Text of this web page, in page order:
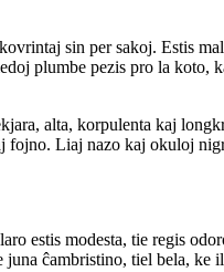
sin per sakoj. Estis
plumbe pezis pro la koto,
alta, korpulenta kaj
fojno. Liaj nazo kaj okuloj
estis modesta, tie regis
ĉambristino, tiel bela, ke